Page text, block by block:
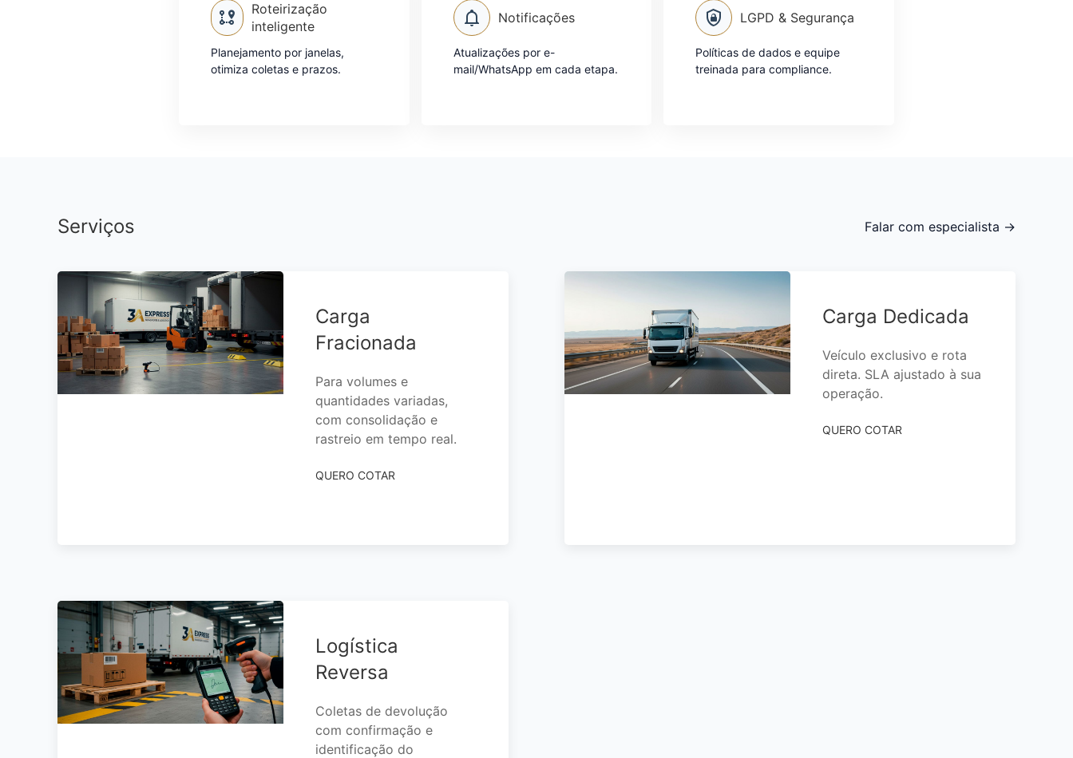
Roteirização
inteligente
Planejamento por janelas,
otimiza coletas e prazos.
Notificações
Atualizações por e-
mail/WhatsApp em cada etapa.
LGPD & Segurança
Políticas de dados e equipe
treinada para compliance.
Serviços Falar com especialista →
Carga
Fracionada
Para volumes e
quantidades variadas,
com consolidação e
rastreio em tempo real.
QUERO COTAR
Carga Dedicada
Veículo exclusivo e rota
direta. SLA ajustado à sua
operação.
QUERO COTAR
Logística
Reversa
Coletas de devolução
com confirmação e
identificação do